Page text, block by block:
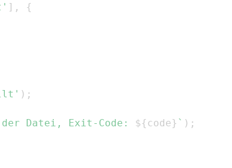
] ,
{
) ;
Datei, Exit-Code: ${ code} ` ) ;